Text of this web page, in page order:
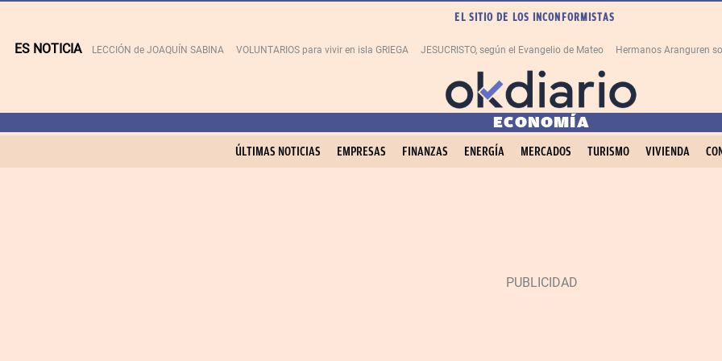
EL SITIO DE LOS INCONFORMISTAS
ES NOTICIA LECCIÓN de JOAQUÍN SABINA VOLUNTARIOS para vivir en isla GRIEGA JESUCRISTO, según el Evangelio de Mateo Hermanos Aranguren
ECONOMÍA
ÚLTIMAS NOTICIAS EMPRESAS FINANZAS ENERGÍA MERCADOS TURISMO VIVIENDA